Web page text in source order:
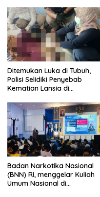
Ditemukan Luka di Tubuh,
Polisi Selidiki Penyebab
Kematian Lansia di
Badan Narkotika Nasional
(BNN) RI, menggelar Kuliah
Umum Nasional di